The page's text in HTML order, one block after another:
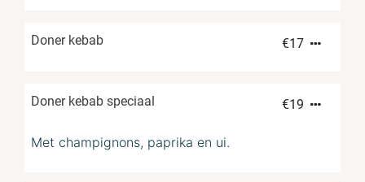
Doner kebab €17
Doner kebab speciaal €19
Met champignons, paprika en ui.